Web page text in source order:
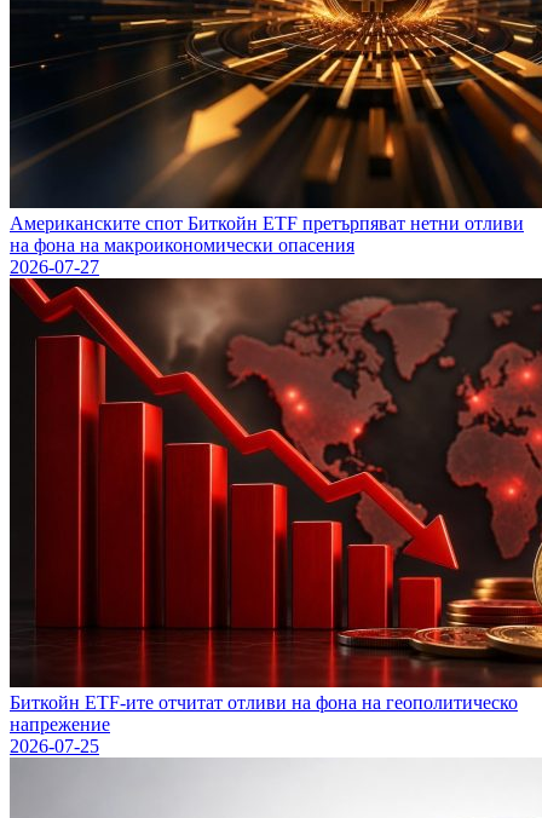
Американските спот Биткойн ETF претърпяват нетни отливи
на фона на макроикономически опасения
2026-07-27
Биткойн ETF-ите отчитат отливи на фона на геополитическо
напрежение
2026-07-25